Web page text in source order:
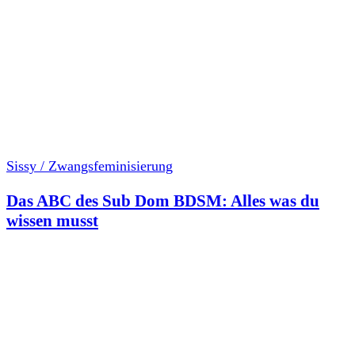
Sissy / Zwangsfeminisierung
Das ABC des Sub Dom BDSM: Alles was du
wissen musst